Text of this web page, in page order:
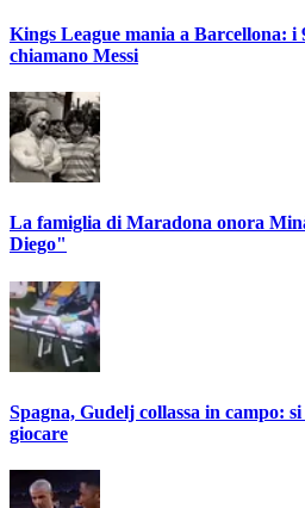
Kings League mania a Barcellona: i
chiamano Messi
La famiglia di Maradona onora
Diego"
Spagna, Gudelj collassa in campo:
giocare